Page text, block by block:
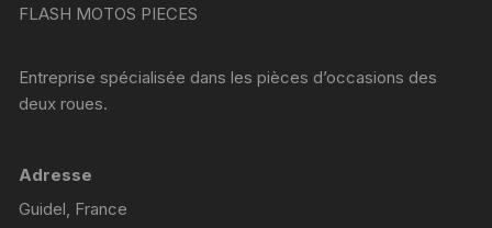
FLASH MOTOS PIECES
Entreprise spécialisée dans les pièces d’occasions des
deux roues.
Adresse
Guidel, France